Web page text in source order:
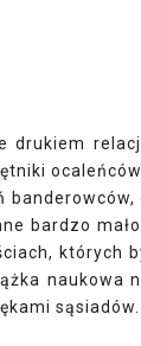
drukiem
bardzo
których
naukowa
sąsiadów.